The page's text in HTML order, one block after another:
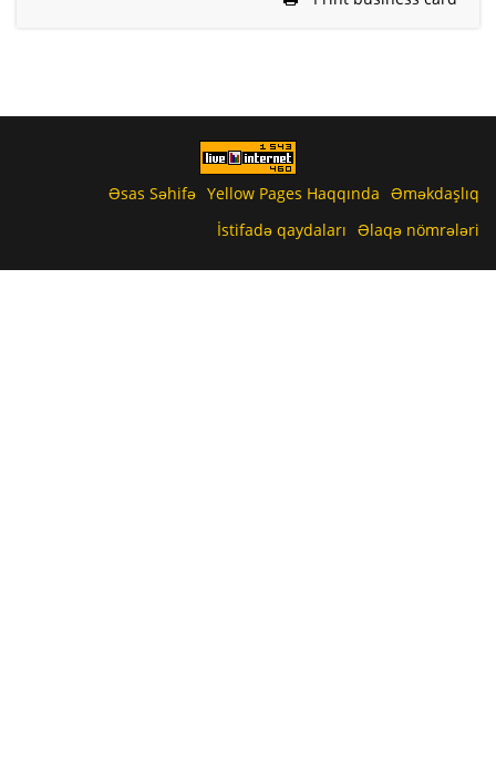
Əsas Səhifə Yellow Pages Haqqında Əməkdaşlıq
İstifadə qaydaları Əlaqə nömrələri